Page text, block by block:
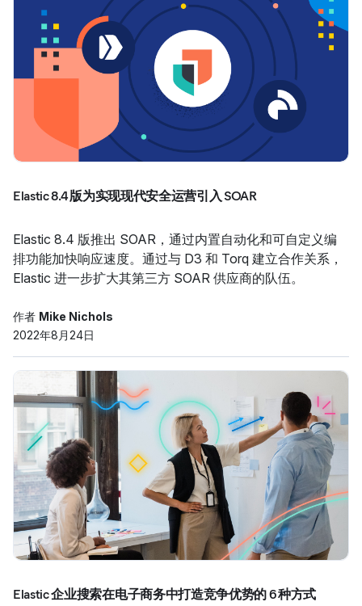
Elastic 8.4 版为实现现代安全运营引入 SOAR
Elastic 8.4 版推出 SOAR，通过内置自动化和可自定义编
排功能加快响应速度。通过与 D3 和 Torq 建立合作关系，
Elastic 进一步扩大其第三方 SOAR 供应商的队伍。
作者 Mike Nichols
2022年8月24日
Elastic 企业搜索在电子商务中打造竞争优势的 6 种方式